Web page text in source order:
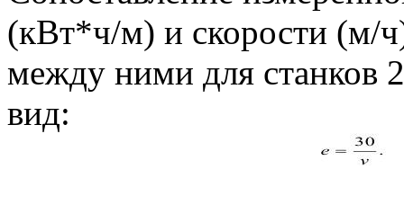
(кВт*ч/м) и скорости (м/
между ними для
вид: